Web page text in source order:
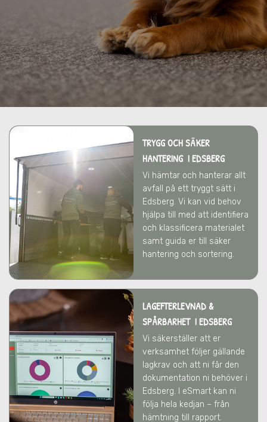
TRYGG OCH SÄKER
HANTERING I EDSBERG
Vi hämtar och hanterar allt
avfall på ett tryggt sätt i
Edsberg. Vi kan vid behov
hjälpa till med att identifiera
och klassificera materialet
samt guida er till säker
hantering och sortering.
LAGEFTERLEVNAD &
SPÅRBARHET I EDSBERG
Vi säkerställer att er
verksamhet följer gällande
lagkrav och att ni får den
dokumentation ni behöver i
Edsberg. I eSmart kan ni
följa hela kedjan – från
hämtning till rapport.